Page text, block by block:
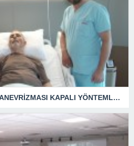
“GİZLİ KANSER” AORT ANEVRİZMASI KAPALI YÖNTEMLE TEDAVİ EDİLDİ